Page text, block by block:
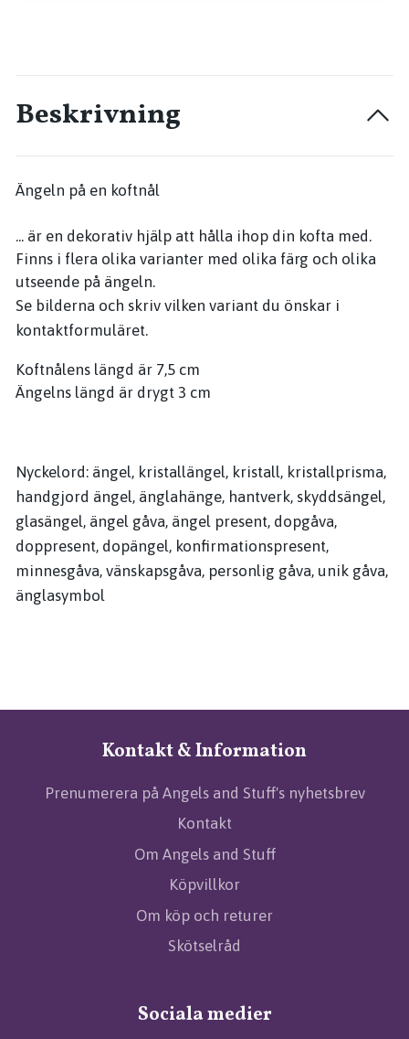
Beskrivning
Ängeln på en koftnål
... är en dekorativ hjälp att hålla ihop din kofta med.
Finns i flera olika varianter med olika färg och olika
utseende på ängeln.
Se bilderna och skriv vilken variant du önskar i
kontaktformuläret.
Koftnålens längd är 7,5 cm
Ängelns längd är drygt 3 cm
Nyckelord: ängel, kristallängel, kristall, kristallprisma,
handgjord ängel, änglahänge, hantverk, skyddsängel,
glasängel, ängel gåva, ängel present, dopgåva,
doppresent, dopängel, konfirmationspresent,
minnesgåva, vänskapsgåva, personlig gåva, unik gåva,
änglasymbol
Kontakt & Information
Prenumerera på Angels and Stuff's nyhetsbrev
Kontakt
Om Angels and Stuff
Köpvillkor
Om köp och returer
Skötselråd
Sociala medier